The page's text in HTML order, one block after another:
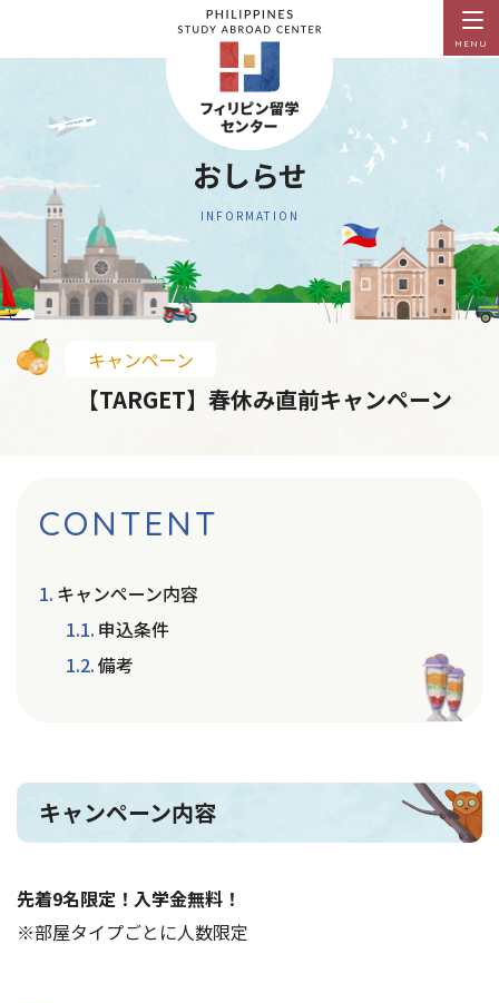
MENU
おしらせ
INFORMATION
キャンペーン
【TARGET】春休み直前キャンペーン
CONTENT
キャンペーン内容
申込条件
備考
キャンペーン内容
先着9名限定！入学金無料！
※部屋タイプごとに人数限定